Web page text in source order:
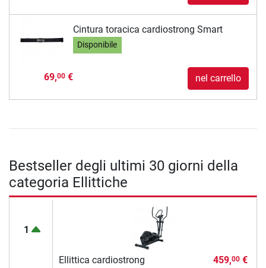
Cintura toracica cardiostrong Smart
Disponibile
69,00€ nel carrello
Bestseller degli ultimi 30 giorni della
categoria Ellittiche
1
Ellittica cardiostrong
459,00€